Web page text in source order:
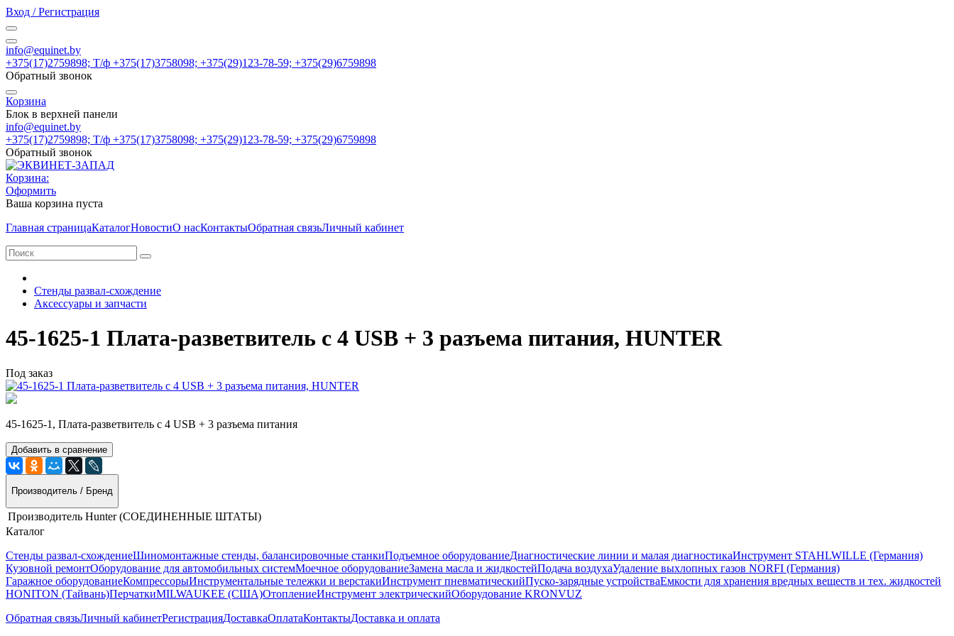
Вход / Регистрация
info@equinet.by
+375(17)2759898; Т/ф +375(17)3758098; +375(29)123-78-59; +375(29)6759898
Обратный звонок
Корзина
Блок в верхней панели
info@equinet.by
+375(17)2759898; Т/ф +375(17)3758098; +375(29)123-78-59; +375(29)6759898
Обратный звонок
Корзина:
Оформить
Ваша корзина пуста
Главная страницаКаталогНовостиО насКонтактыОбратная связьЛичный кабинет
Стенды развал-схождение
Аксессуары и запчасти
45-1625-1 Плата-разветвитель с 4 USB + 3 разъема питания, HUNTER
Под заказ
45-1625-1, Плата-разветвитель с 4 USB + 3 разъема питания
Добавить в сравнение
Производитель / Бренд
Производитель Hunter (СОЕДИНЕННЫЕ ШТАТЫ)
Каталог
Стенды развал-схождениеШиномонтажные стенды, балансировочные станкиПодъемное оборудованиеДиагностические линии и малая диагностикаИнструмент STAHLWILLE (Германия)
Кузовной ремонтОборудование для автомобильных системМоечное оборудованиеЗамена масла и жидкостейПодача воздухаУдаление выхлопных газов NORFI (Германия)
Гаражное оборудованиеКомпрессорыИнструментальные тележки и верстакиИнструмент пневматическийПуско-зарядные устройстваЕмкости для хранения вредных веществ и тех. жидкостей
HONITON (Тайвань)ПерчаткиMILWAUKEE (США)ОтоплениеИнструмент электрическийОборудование KRONVUZ
Обратная связьЛичный кабинетРегистрацияДоставкаОплатаКонтактыДоставка и оплата